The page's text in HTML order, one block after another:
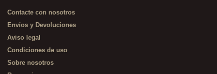
Contacte con nosotros
Envíos y Devoluciones
Aviso legal
Condiciones de uso
Sobre nosotros